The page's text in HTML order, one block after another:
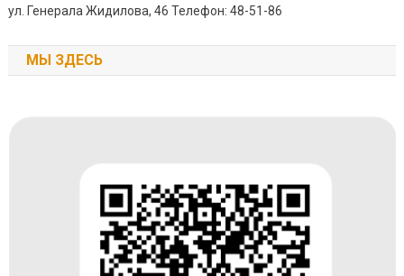
ул. Генерала Жидилова, 46 Телефон: 48-51-86
МЫ ЗДЕСЬ